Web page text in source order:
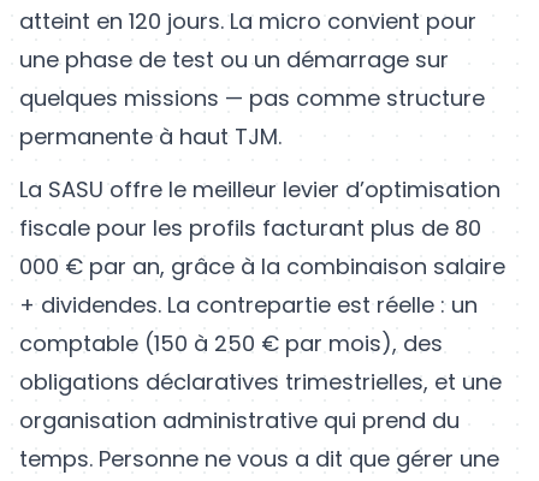
atteint en 120 jours. La micro convient pour
une phase de test ou un démarrage sur
quelques missions — pas comme structure
permanente à haut TJM.
La SASU offre le meilleur levier d’optimisation
fiscale pour les profils facturant plus de 80
000 € par an, grâce à la combinaison salaire
+ dividendes. La contrepartie est réelle : un
comptable (150 à 250 € par mois), des
obligations déclaratives trimestrielles, et une
organisation administrative qui prend du
temps. Personne ne vous a dit que gérer une